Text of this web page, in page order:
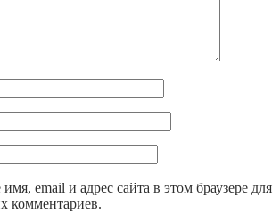
email и адрес сайта в этом браузере для
комментариев.